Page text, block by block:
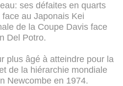
ses défaites en quarts
au Japonais Kei
de la Coupe Davis face
Del Potro.
plus âgé à atteindre pour la
de la hiérarchie mondiale
Newcombe en 1974.